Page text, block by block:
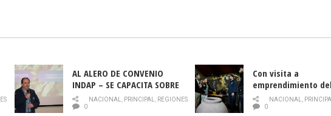
AL ALERO DE CONVENIO
INDAP – SE CAPACITA SOBRE
PLAGA DROSOPHILA SUZUKII
NACIONAL, PRINCIPAL, REGIONES
0
Con visita a
emprendimiento
y llamado al
historia campesina
NACIONAL,
0